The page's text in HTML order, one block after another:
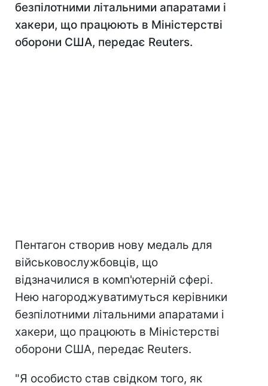
безпілотними літальними апаратами і
хакери, що працюють в Міністерстві
оборони США, передає Reuters.
Пентагон створив нову медаль для
військовослужбовців, що
відзначилися в комп'ютерній сфері.
Нею нагороджуватимуться керівники
безпілотними літальними апаратами і
хакери, що працюють в Міністерстві
оборони США, передає Reuters.
"Я особисто став свідком того, як